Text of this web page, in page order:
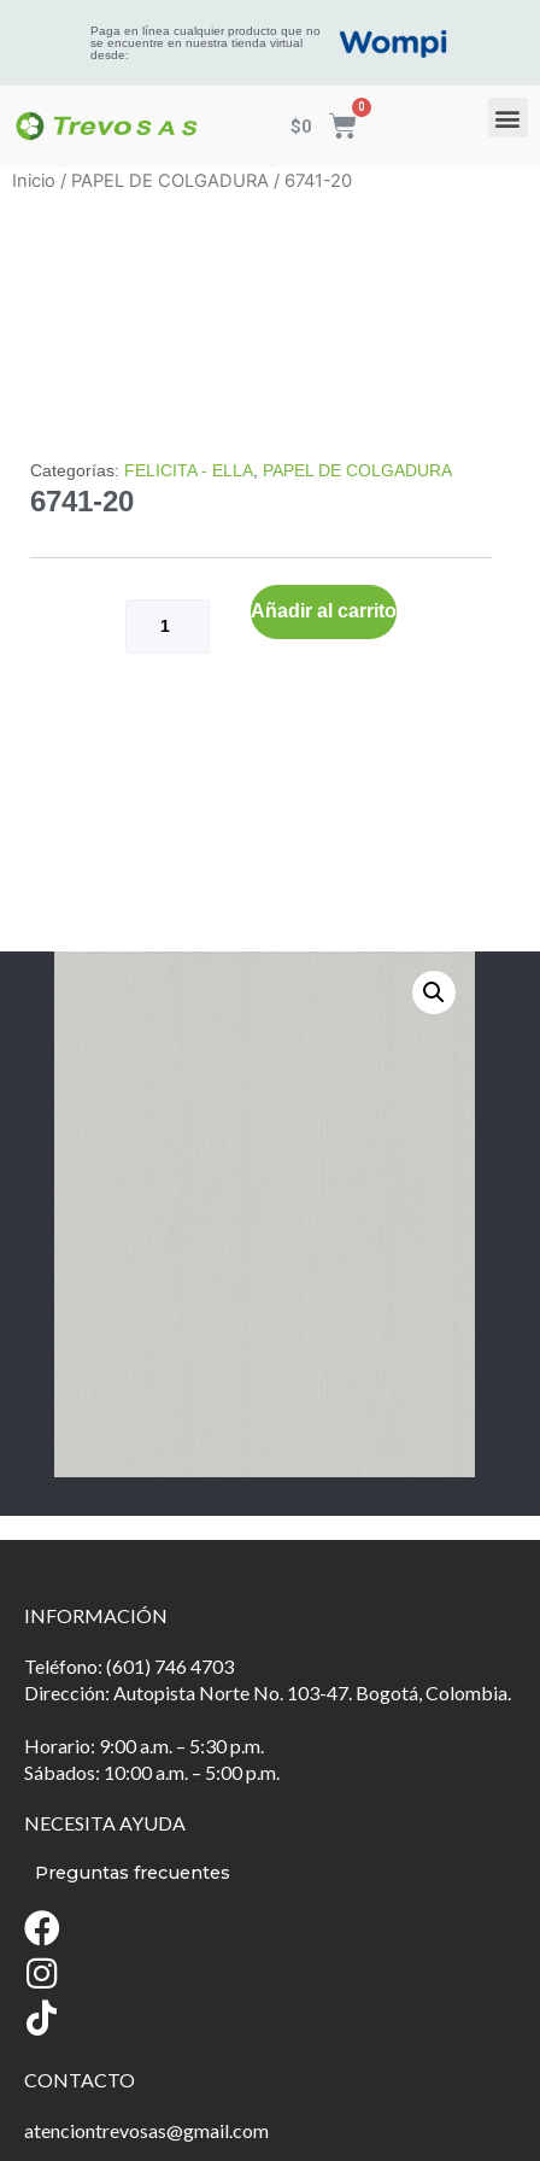
Paga en línea cualquier producto que no
se encuentre en nuestra tienda virtual
desde:
$0
Inicio / PAPEL DE COLGADURA / 6741-20
Categorías: FELICITA - ELLA PAPEL DE COLGADURA
6741-20
Añadir al carrito
INFORMACIÓN
Teléfono: (601) 746 4703
Dirección: Autopista Norte No. 103-47. Bogotá, Colombia.
Horario: 9:00 a.m. – 5:30 p.m.
Sábados: 10:00 a.m. – 5:00 p.m.
NECESITA AYUDA
Preguntas frecuentes
CONTACTO
atenciontrevosas@gmail.com